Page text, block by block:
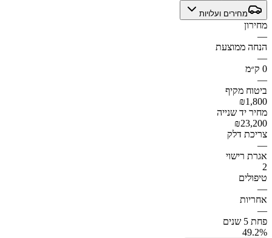
מחירים ועלויות
מחירון
—
הנחה ממוצעת
—
0 ק״מ
—
ביטוח מקיף
₪1,800
מחיר יד שנייה
₪23,200
צריכת דלק
—
אגרת רישוי
2
טיפולים
—
אחריות
—
פחת 5 שנים
49.2%